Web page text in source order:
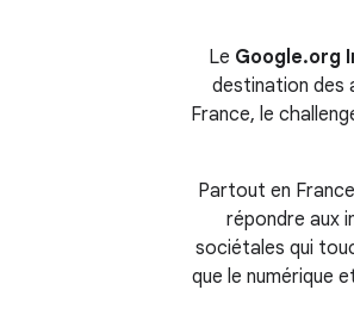
Le Google.org
destination des
France, le
Partout en
répondre aux
sociétales qui
que le numérique